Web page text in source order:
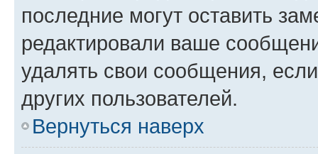
последние могут оставить
редактировали ваше
удалять свои сообщения,
других пользователей.
Вернуться наверх